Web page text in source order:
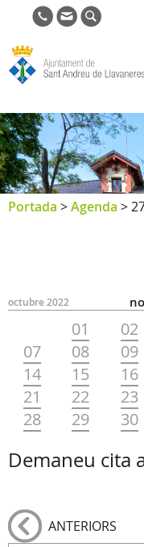
de Sant
Andreu de
Portada >Agenda >
octubre 2022
01 02
07
08 09
14
15 16
21
22 23
28
29 30
Demaneu cita
ANTERIORS